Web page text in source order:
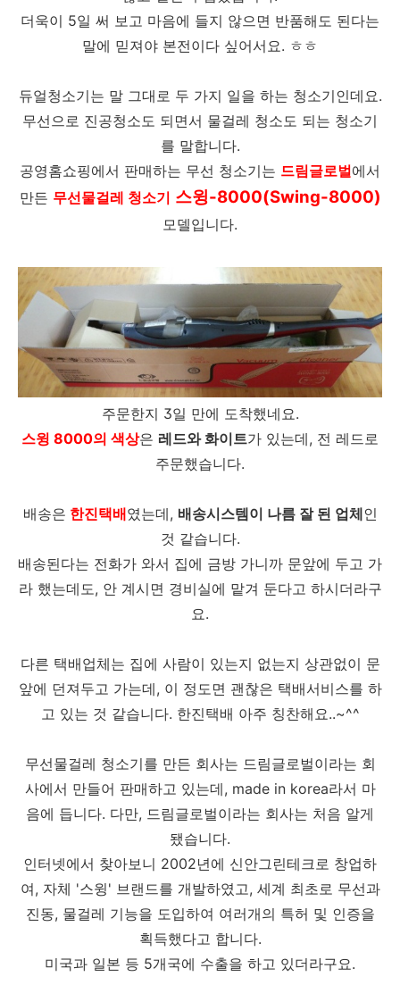
더욱이 5일 써 보고 마음에 들지 않으면 반품해도 된다는
말에 믿져야 본전이다 싶어서요. ㅎㅎ
듀얼청소기는 말 그대로 두 가지 일을 하는 청소기인데요.
무선으로 진공청소도 되면서 물걸레 청소도 되는 청소기
를 말합니다.
공영홈쇼핑에서 판매하는 무선 청소기는 드림글로벌에서
만든 무선물걸레 청소기 스윙-8000(Swing-8000)
모델입니다.
주문한지 3일 만에 도착했네요.
스윙 8000의 색상은 레드와 화이트가 있는데, 전 레드로
주문했습니다.
배송은 한진택배였는데, 배송시스템이 나름 잘 된 업체인
것 같습니다.
배송된다는 전화가 와서 집에 금방 가니까 문앞에 두고 가
라 했는데도, 안 계시면 경비실에 맡겨 둔다고 하시더라구
요.
다른 택배업체는 집에 사람이 있는지 없는지 상관없이 문
앞에 던져두고 가는데, 이 정도면 괜찮은 택배서비스를 하
고 있는 것 같습니다. 한진택배 아주 칭찬해요..~^^
무선물걸레 청소기를 만든 회사는 드림글로벌이라는 회
사에서 만들어 판매하고 있는데, made in korea라서 마
음에 듭니다. 다만, 드림글로벌이라는 회사는 처음 알게
됐습니다.
인터넷에서 찾아보니 2002년에 신안그린테크로 창업하
여, 자체 '스윙' 브랜드를 개발하였고, 세계 최초로 무선과
진동, 물걸레 기능을 도입하여 여러개의 특허 및 인증을
획득했다고 합니다.
미국과 일본 등 5개국에 수출을 하고 있더라구요.